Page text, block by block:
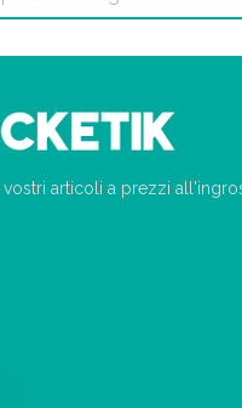
vostri articoli a prezzi